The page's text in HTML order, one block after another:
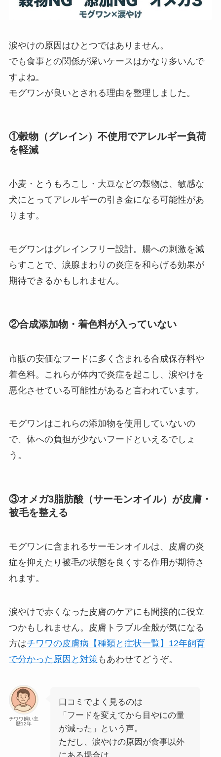
涙やけの原因はひとつではありません。
でも食事との関係が深いケースはかなり多いんで
すよね。
モグワンが良いとされる理由を整理しました。
①穀物（グレイン）不使用でアレルギー負荷
を軽減
小麦・とうもろこし・大豆などの穀物は、敏感な
犬にとってアレルギーの引き金になる可能性があ
ります。
モグワンはグレインフリー設計。腸への刺激を減
らすことで、涙腺まわりの炎症を和らげる効果が
期待できるかもしれません。
②合成添加物・着色料が入っていない
市販の安価なフードに多く含まれる合成保存料や
着色料。これらが体内で炎症を起こし、涙やけを
悪化させている可能性があると言われています。
モグワンはこれらの添加物を使用していないの
で、体への負担が少ないフードといえるでしょ
う。
③オメガ3脂肪酸（サーモンオイル）が皮膚・
被毛を整える
モグワンに含まれるサーモンオイルは、皮膚の炎
症を抑えたり被毛の状態を良くする作用が期待さ
れます。
涙やけで赤くなった皮膚のケアにも間接的に役立
つかもしれません。皮膚トラブル全般が気になる
方はチワワの皮膚病【種類と症状一覧】12年飼育
で分かった原因と対策もあわせてどうぞ。
チワワ飼い主
歴12年
口コミでよく見るのは
「フードを変えてから目やにの量
が減った」という声。
ただし、涙やけの原因が食事以外
にある場合は